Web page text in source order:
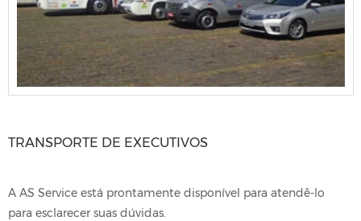
TRANSPORTE DE EXECUTIVOS
A AS Service está prontamente disponível para atendê-lo
para esclarecer suas dúvidas.